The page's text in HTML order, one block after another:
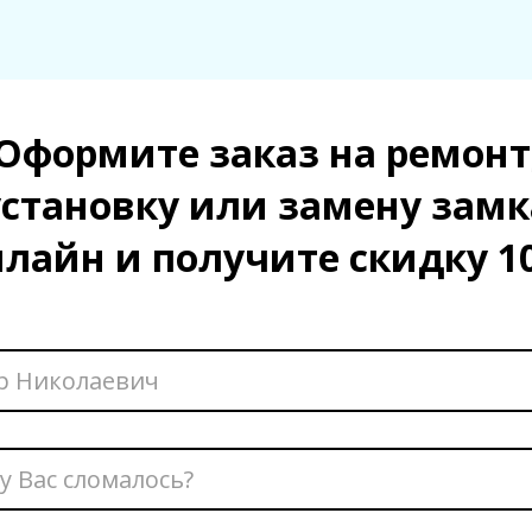
заказ на
или замену
и получите скидку